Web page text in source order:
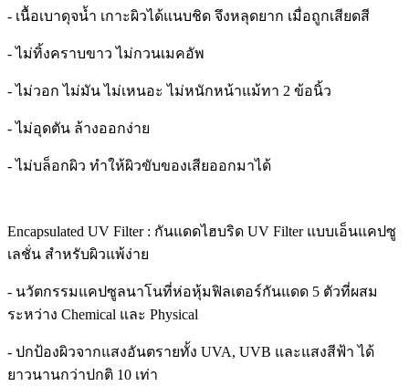
- เนื้อเบาดุจน้ำ เกาะผิวได้แนบชิด จึงหลุดยาก เมื่อถูกเสียดสี
- ไม่ทิ้งคราบขาว ไม่กวนเมคอัพ
- ไม่วอก ไม่มัน ไม่เหนอะ ไม่หนักหน้าแม้ทา 2 ข้อนิ้ว
- ไม่อุดตัน ล้างออกง่าย
- ไม่บล็อกผิว ทำให้ผิวขับของเสียออกมาได้
Encapsulated UV Filter : กันแดดไฮบริด UV Filter แบบเอ็นแคปซู
เลชั่น สำหรับผิวแพ้ง่าย
- นวัตกรรมแคปซูลนาโนที่ห่อหุ้มฟิลเตอร์กันแดด 5 ตัวที่ผสม
ระหว่าง Chemical และ Physical
- ปกป้องผิวจากแสงอันตรายทั้ง UVA, UVB และแสงสีฟ้า ได้
ยาวนานกว่าปกติ 10 เท่า